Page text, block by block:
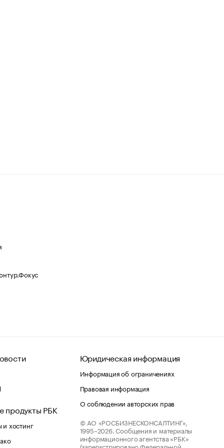
продукты РБК
хостинг
Юридическая информация
Информация об ограничениях
Правовая информация
О соблюдении авторских прав
© АО «РОСБИЗНЕСКОНСАЛТИНГ»,
1995–2026. Сообщения и материалы
информационного агентства «РБК»
(зарегистрировано Федеральной